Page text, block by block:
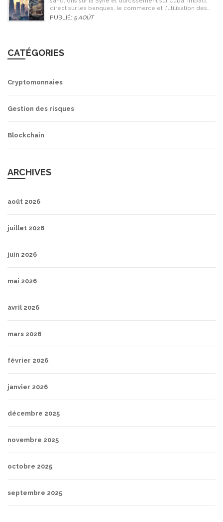
direct sur les banques, le commerce et l'utilisation des
cryptomonnaies comme Bitcoin.
PUBLIÉ: 5 AOÛT
CATÉGORIES
Cryptomonnaies
Gestion des risques
Blockchain
ARCHIVES
août 2026
juillet 2026
juin 2026
mai 2026
avril 2026
mars 2026
février 2026
janvier 2026
décembre 2025
novembre 2025
octobre 2025
septembre 2025